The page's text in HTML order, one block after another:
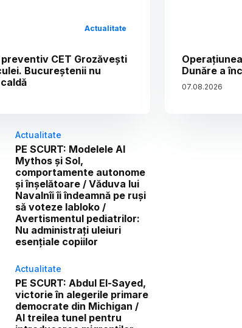
Actualitate
preventiv CET Grozăvești
Bucureștenii nu
Dunăre a
07.08.2026
Actualitate
PE SCURT: Modelele AI
Mythos și Sol,
comportamente autonome
și înșelătoare / Văduva lui
Navalnîi îi îndeamnă pe ruși
să voteze Iabloko /
Avertismentul pediatrilor:
Nu administrați uleiuri
esențiale copiilor
Actualitate
PE SCURT: Abdul El-Sayed,
victorie în alegerile primare
democrate din Michigan /
Al treilea tunel pentru